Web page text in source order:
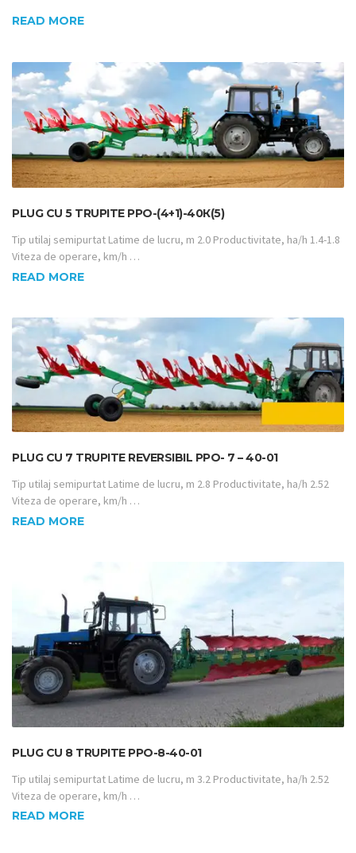
READ MORE
PLUG CU 5 TRUPITE PPO-(4+1)-40К(5)
Tip utilaj semipurtat Latime de lucru, m 2.0 Productivitate, ha/h 1.4-1.8
Viteza de operare, km/h …
READ MORE
PLUG CU 7 TRUPITE REVERSIBIL PPO- 7 – 40-01
Tip utilaj semipurtat Latime de lucru, m 2.8 Productivitate, ha/h 2.52
Viteza de operare, km/h …
READ MORE
PLUG CU 8 TRUPITE PPO-8-40-01
Tip utilaj semipurtat Latime de lucru, m 3.2 Productivitate, ha/h 2.52
Viteza de operare, km/h …
READ MORE